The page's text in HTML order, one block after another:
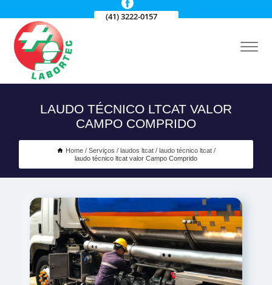
(41) 3222-0157
LAUDO TÉCNICO LTCAT VALOR
CAMPO COMPRIDO
Home Serviços laudos ltcat
laudo técnico ltcat
laudo técnico ltcat valor Campo Comprido